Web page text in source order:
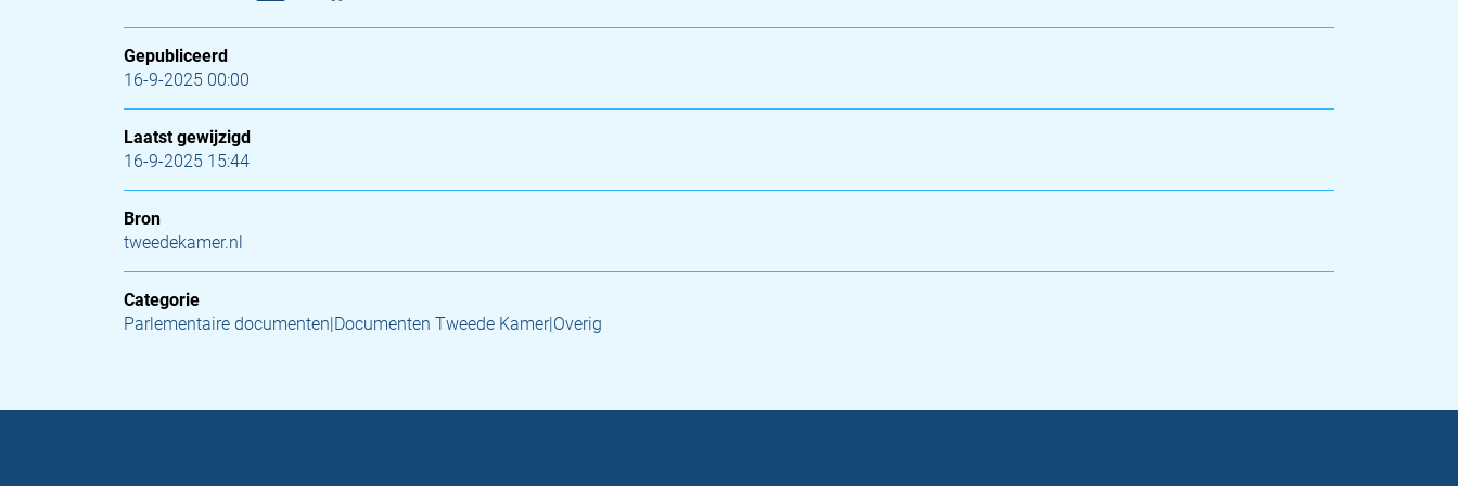
Gepubliceerd
16-9-2025 00:00
Laatst gewijzigd
16-9-2025 15:44
Bron
tweedekamer.nl
Categorie
Parlementaire documenten|Documenten Tweede Kamer|Overig